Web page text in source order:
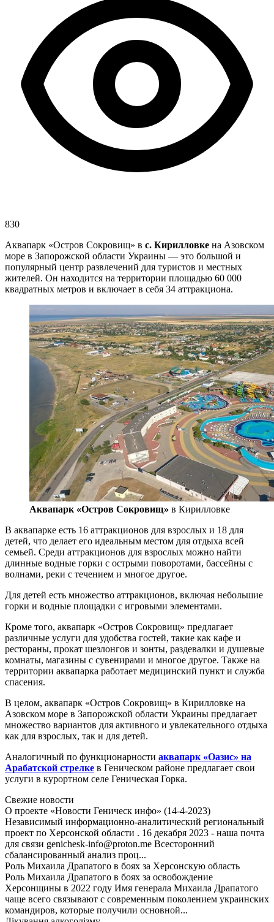
830
Аквапарк «Остров Сокровищ» в с. Кирилловке на Азовском
море в Запорожской области Украины — это большой и
популярный центр развлечений для туристов и местных
жителей. Он находится на территории площадью 60 000
квадратных метров и включает в себя 34 аттракциона.
Аквапарк «Остров Сокровищ» в Кирилловке
В аквапарке есть 16 аттракционов для взрослых и 18 для
детей, что делает его идеальным местом для отдыха всей
семьей. Среди аттракционов для взрослых можно найти
длинные водные горки с острыми поворотами, бассейны с
волнами, реки с течением и многое другое.
Для детей есть множество аттракционов, включая небольшие
горки и водные площадки с игровыми элементами.
Кроме того, аквапарк «Остров Сокровищ» предлагает
различные услуги для удобства гостей, такие как кафе и
рестораны, прокат шезлонгов и зонты, раздевалки и душевые
комнаты, магазины с сувенирами и многое другое. Также на
территории аквапарка работает медицинский пункт и служба
спасения.
В целом, аквапарк «Остров Сокровищ» в Кирилловке на
Азовском море в Запорожской области Украины предлагает
множество вариантов для активного и увлекательного отдыха
как для взрослых, так и для детей.
Аналогичный по функционарности аквапарк «Оазис» на
Арабатской стрелке в Геническом районе предлагает свои
услуги в курортном селе Геническая Горка.
Свежие новости
О проекте «Новости Геническ инфо» (14-4-2023)
Независимый информационно-аналитический региональный
проект по Херсонской области . 16 декабря 2023 - наша почта
для связи genichesk-info@proton.me Всесторонний
сбалансированный анализ проц...
Роль Михаила Драпатого в боях за Херсонскую область
Роль Михаила Драпатого в боях за освобождение
Херсонщины в 2022 году Имя генерала Михаила Драпатого
чаще всего связывают с современным поколением украинских
командиров, которые получили основной...